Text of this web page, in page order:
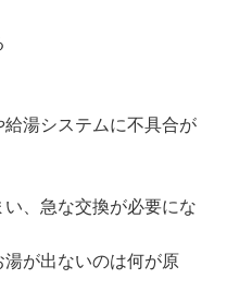
湯システムに不具合が
、急な交換が必要にな
が出ないのは何が原